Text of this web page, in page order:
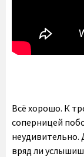
Всё хорошо. К
соперницей
неудивительно.
вряд ли